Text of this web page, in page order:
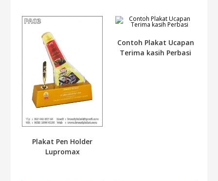
Plakat Pen Holder
Lupromax
Contoh Plakat Ucapan
Terima kasih Perbasi